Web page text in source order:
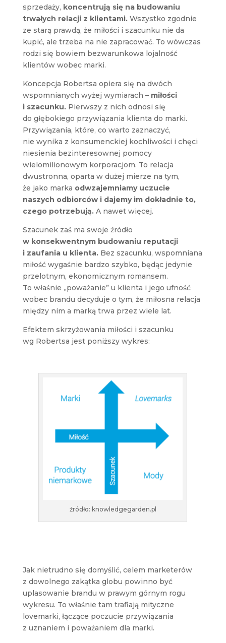
sprzedaży, koncentrują się na budowaniu
trwałych relacji z klientami.Wszystko zgodnie
ze starą prawdą, że miłości i szacunku nie da
kupić, ale trzeba na nie zapracować. To wówczas
rodzi się bowiem bezwarunkowa lojalność
klientów wobec marki.
Koncepcja Robertsa opiera się na dwóch
wspomnianych wyżej wymiarach – miłości
i szacunku.Pierwszy z nich odnosi się
do głębokiego przywiązania klienta do marki.
Przywiązania, które, co warto zaznaczyć,
nie wynika z konsumenckiej kochliwości i chęci
niesienia bezinteresownej pomocy
wielomilionowym korporacjom. To relacja
dwustronna, oparta w dużej mierze na tym,
że jako marka odwzajemniamy uczucie
naszych odbiorców i dajemy im dokładnie to,
czego potrzebują. A nawet więcej.
Szacunek zaś ma swoje źródło
w konsekwentnym budowaniu reputacji
i zaufania u klienta.Bez szacunku, wspomniana
miłość wygaśnie bardzo szybko, będąc jedynie
przelotnym, ekonomicznym romansem.
To właśnie „poważanie” u klienta i jego ufność
wobec brandu decyduje o tym, że miłosna relacja
między nim a marką trwa przez wiele lat.
Efektem skrzyżowania miłości i szacunku
wg Robertsa jest poniższy wykres:
źródło: knowledgegarden.pl
Jak nietrudno się domyślić, celem marketerów
z dowolnego zakątka globu powinno być
uplasowanie brandu w prawym górnym rogu
wykresu. To właśnie tam trafiają mityczne
lovemarki, łączące poczucie przywiązania
z uznaniem i poważaniem dla marki.